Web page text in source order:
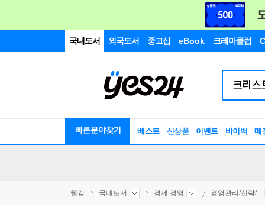
국내도서 외국도서 중고샵 eBook 크레마클럽
빠른분야찾기 베스트 신상품 이벤트 바이백 매
웰컴 국내도서 경제 경영 경영관리/전략/...